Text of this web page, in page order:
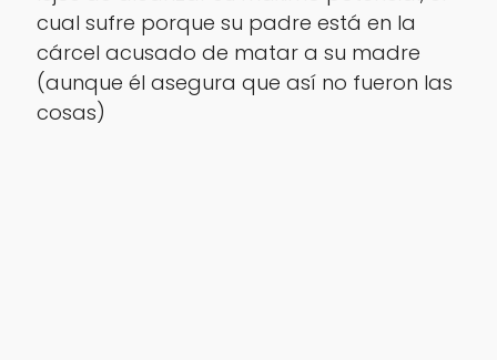
cual sufre porque su padre está en la
cárcel acusado de matar a su madre
(aunque él asegura que así no fueron las
cosas)